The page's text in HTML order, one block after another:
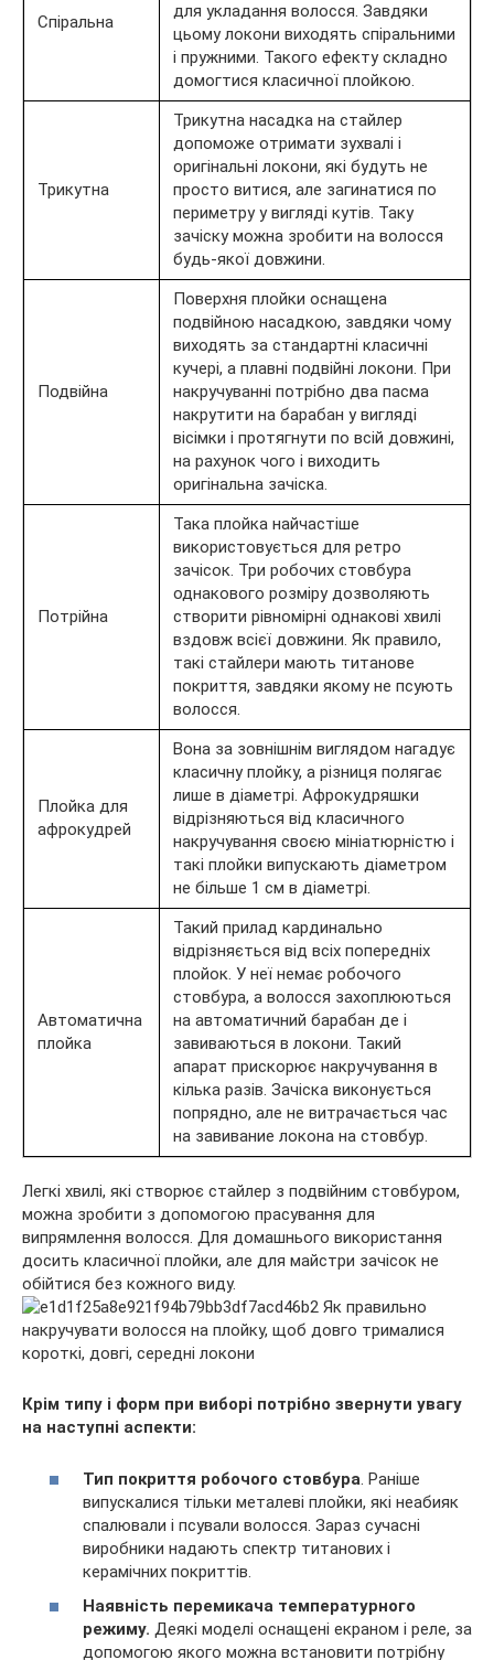
Спіральна
для укладання волосся. Завдяки
цьому локони виходять спіральними
і пружними. Такого ефекту складно
домогтися класичної плойкою.
Трикутна
Трикутна насадка на стайлер
допоможе отримати зухвалі і
оригінальні локони, які будуть не
просто витися, але загинатися по
периметру у вигляді кутів. Таку
зачіску можна зробити на волосся
будь-якої довжини.
Подвійна
Поверхня плойки оснащена
подвійною насадкою, завдяки чому
виходять за стандартні класичні
кучері, а плавні подвійні локони. При
накручуванні потрібно два пасма
накрутити на барабан у вигляді
вісімки і протягнути по всій довжині,
на рахунок чого і виходить
оригінальна зачіска.
Потрійна
Така плойка найчастіше
використовується для ретро
зачісок. Три робочих стовбура
однакового розміру дозволяють
створити рівномірні однакові хвилі
вздовж всієї довжини. Як правило,
такі стайлери мають титанове
покриття, завдяки якому не псують
волосся.
Плойка для
афрокудрей
Вона за зовнішнім виглядом нагадує
класичну плойку, а різниця полягає
лише в діаметрі. Афрокудряшки
відрізняються від класичного
накручування своєю мініатюрністю і
такі плойки випускають діаметром
не більше 1 см в діаметрі.
Автоматична
плойка
Такий прилад кардинально
відрізняється від всіх попередніх
плойок. У неї немає робочого
стовбура, а волосся захоплюються
на автоматичний барабан де і
завиваються в локони. Такий
апарат прискорює накручування в
кілька разів. Зачіска виконується
попрядно, але не витрачається час
на завивание локона на стовбур.
Легкі хвилі, які створює стайлер з подвійним стовбуром,
можна зробити з допомогою прасування для
випрямлення волосся. Для домашнього використання
досить класичної плойки, але для майстри зачісок не
обійтися без кожного виду.
Крім типу і форм при виборі потрібно звернути увагу
на наступні аспекти:
Тип покриття робочого стовбура. Раніше
випускалися тільки металеві плойки, які неабияк
спалювали і псували волосся. Зараз сучасні
виробники надають спектр титанових і
керамічних покриттів.
Наявність перемикача температурного
режиму. Деякі моделі оснащені екраном і реле, за
допомогою якого можна встановити потрібну